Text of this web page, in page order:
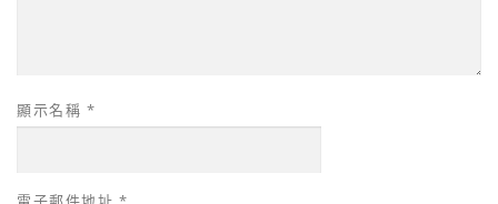
顯示名稱 *